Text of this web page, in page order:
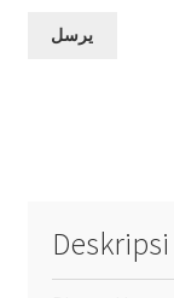
Deskripsi